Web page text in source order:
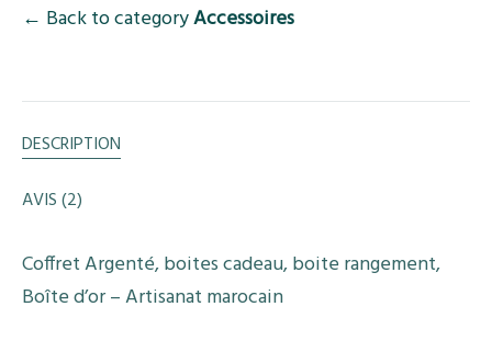
← Back to categoryAccessoires
DESCRIPTION
AVIS (2)
Coffret Argenté, boites cadeau, boite rangement,
Boîte d’or – Artisanat marocain